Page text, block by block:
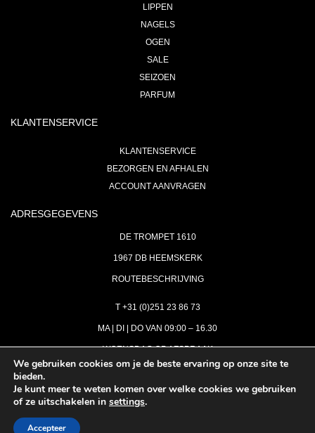
LIPPEN
NAGELS
OGEN
SALE
SEIZOEN
PARFUM
KLANTENSERVICE
KLANTENSERVICE
BEZORGEN EN AFHALEN
ACCOUNT AANVRAGEN
ADRESGEGEVENS
DE TROMPET 1610
1967 DB HEEMSKERK
ROUTEBESCHRIJVING
T +31 (0)251 23 86 73
MA | DI | DO VAN 09:00 – 16.30
WOENSDAG OP AFSPRAAK
INFO@ASTH.NL
We gebruiken cookies om je de beste ervaring op onze site te
bieden.
Je kunt meer te weten komen over welke cookies we gebruiken
of ze uitschakelen in settings.
Accepteer